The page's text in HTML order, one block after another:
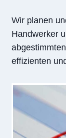
Wir planen
Handwerker
effizienten